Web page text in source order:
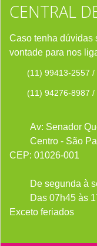
CENTRAL
Caso tenha dúvidas
vontade para nos
(11) 99413-2557 /
(11) 94276-8987 /
Av: Senador
Centro - São
CEP: 01026-001
De segunda à
Das 07h45 às
Exceto feriados